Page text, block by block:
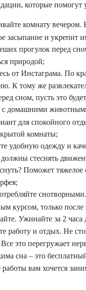
которые помогут
комнату вечером.
засыпание и укрепит
прогулок перед
природой;
от Инстаграма. По
К тому же
сном, пусть это
домашними
для спокойного
комнаты;
удобную одежду и
стеснять
Поможет тяжелое
курсом, только
Ужинайте за 2
работу и отдых. Не
это перегружает
сна – это
работы вам хочется